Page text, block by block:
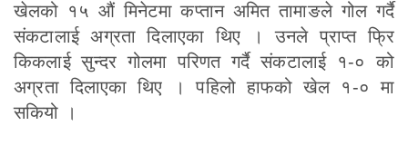
खेलको १५ औं मिनेटमा कप्तान अमित तामाङले गोल गर्दै
संकटालाई अग्रता दिलाएका थिए । उनले प्राप्त फ्रि
किकलाई सुन्दर गोलमा परिणत गर्दै संकटालाई १-० को
अग्रता दिलाएका थिए । पहिलो हाफको खेल १-० मा
सकियो ।